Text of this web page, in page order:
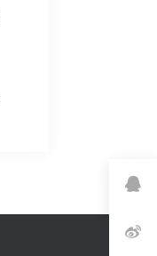
QQ客服